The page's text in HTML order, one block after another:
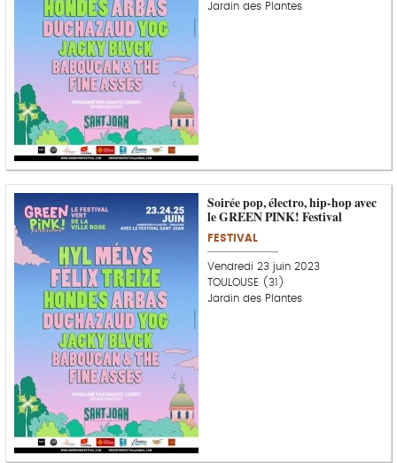
Jardin des Plantes
Soirée pop, électro, hip-hop avec
le GREEN PINK! Festival
FESTIVAL
Vendredi 23 juin 2023
TOULOUSE (31)
Jardin des Plantes